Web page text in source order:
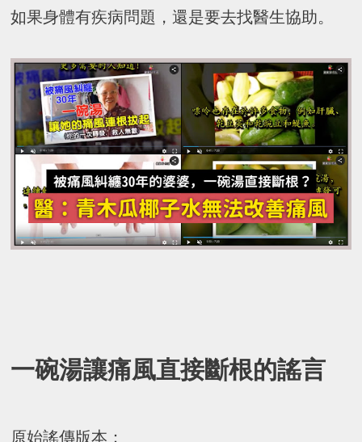
如果身體有疾病問題，還是要去找醫生協助。
一碗湯讓痛風直接斷根的謠言
原始謠傳版本：